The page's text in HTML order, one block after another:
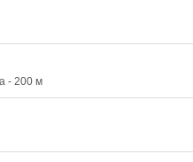
- 200 м